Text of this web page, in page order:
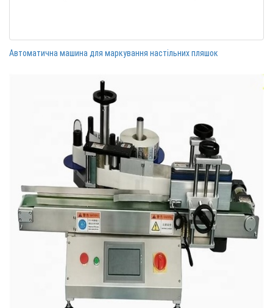
Автоматична машина для маркування настільних пляшок